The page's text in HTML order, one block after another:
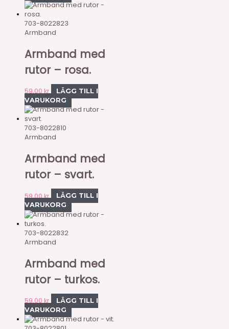
703-8022823
Armband
Armband med
rutor – rosa.
59,00 kr
LÄGG TILL I
VARUKORG
703-8022810
Armband
Armband med
rutor – svart.
59,00kr
LÄGG TILL I
VARUKORG
703-8022832
Armband
Armband med
rutor – turkos.
59,00 kr
LÄGG TILL I
VARUKORG